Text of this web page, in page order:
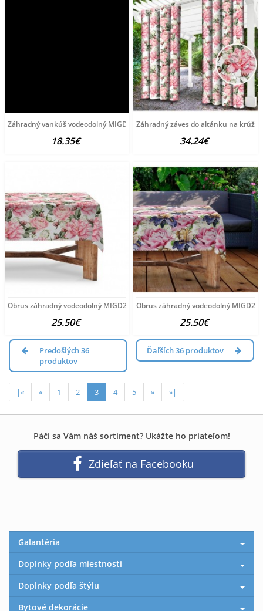
Záhradný vankúš vodeodolný MIGD282 50x70 cm 50x70 cm
18.35€
Záhradný záves do altánku na
34.24€
Obrus záhradný vodeodolný MIGD282 kvety 120x160 cm Viacfarebná
25.50€
Obrus záhradný vodeodolný
25.50€
Predošlých 36
produktov
Ďaľších 36 produktov
|« « 1 2 3 4 5 » »|
Páči sa Vám náš sortiment? Ukážte ho priateľom!
Zdieľať na Facebooku
Galantéria
Doplnky podľa miestnosti
Doplnky podľa štýlu
Bytové dekorácie